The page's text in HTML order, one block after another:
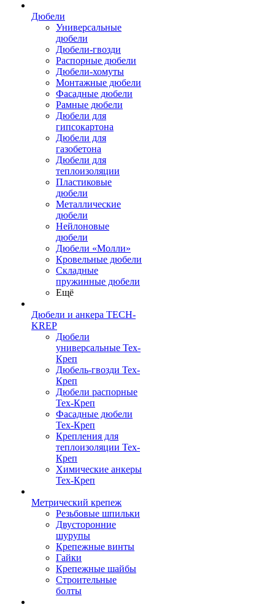
Дюбели
Универсальные
дюбели
Дюбели-гвозди
Распорные дюбели
Дюбели-хомуты
Монтажные дюбели
Фасадные дюбели
Рамные дюбели
Дюбели для
гипсокартона
Дюбели для
газобетона
Дюбели для
теплоизоляции
Пластиковые
дюбели
Металлические
дюбели
Нейлоновые
дюбели
Дюбели «Молли»
Кровельные дюбели
Складные
пружинные дюбели
Ещё
Дюбели и анкера TECH-
KREP
Дюбели
универсальные Тех-
Креп
Дюбель-гвозди Тех-
Креп
Дюбели распорные
Тех-Креп
Фасадные дюбели
Тех-Креп
Крепления для
теплоизоляции Тех-
Креп
Химические анкеры
Тех-Креп
Метрический крепеж
Резьбовые шпильки
Двусторонние
шурупы
Крепежные винты
Гайки
Крепежные шайбы
Строительные
болты